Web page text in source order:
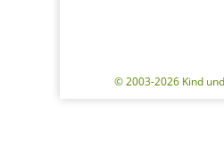
© 2003-2026 Kind